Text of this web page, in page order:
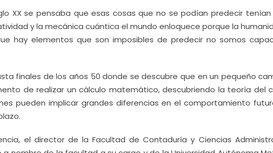
XX se pensaba que esas cosas que no se podían predecir
y la mecánica cuántica el mundo enloquece porque la
hay elementos que son imposibles de predecir no somos
finales de los años 50 donde se descubre que en un pequeño
de realizar un cálculo matemático, descubriendo la teoría del
pueden implicar grandes diferencias en el comportamiento
el director de la Facultad de Contaduría y Ciencias